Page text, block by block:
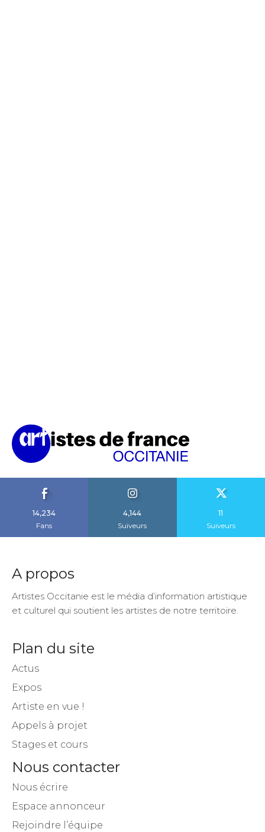
Fans
Suiveurs
Suiveurs
A propos
et culturel qui soutient les artistes de notre territoire.
Plan du site
Nous contacter